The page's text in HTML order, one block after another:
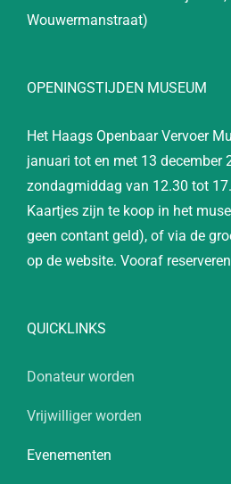
Wouwermanstraat)
OPENINGSTIJDEN MUSEUM
Het Haags Openbaar Vervoer
januari tot en met 13 december
zondagmiddag van 12.30 tot
Kaartjes zijn te koop in het
geen contant geld), of via de
op de website. Vooraf
QUICKLINKS
Donateur worden
Vrijwilliger worden
Evenementen